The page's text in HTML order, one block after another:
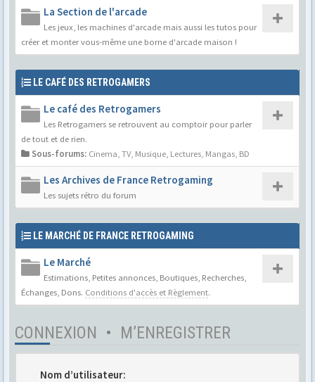
La Section de l'arcade
Les jeux, les machines d'arcade mais aussi les tutos pour
créer et monter vous-même une borne d'arcade maison !
LE CAFÉ DES RETROGAMERS
Le café des Retrogamers
Les Retrogamers se retrouvent au comptoir pour parler
de tout et de rien.
Sous-forums: Cinema, TV, Musique Lectures, Mangas, BD
Les Archives de France Retrogaming
Les sujets rétro du forum
LE MARCHÉ DE FRANCE RETROGAMING
Le Marché
Estimations, Petites annonces, Boutiques, Recherches,
Échanges, Dons. Conditions d'accès et Règlement.
CONNEXION • M’ENREGISTRER
Nom d’utilisateur: